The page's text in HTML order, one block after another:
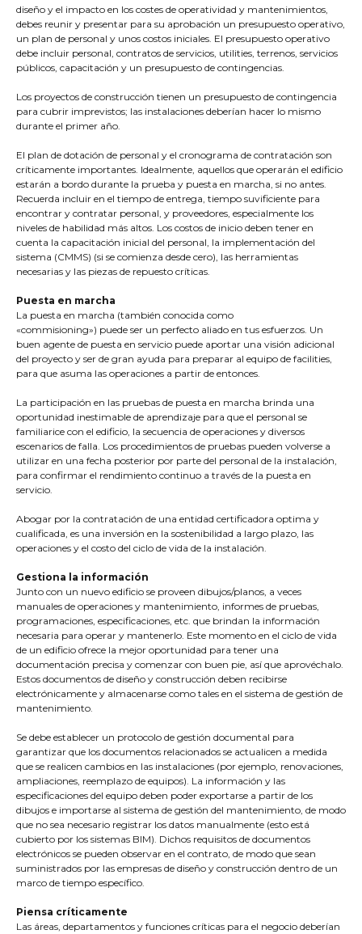
diseño y el impacto en los costes de operatividad y mantenimientos,
debes reunir y presentar para su aprobación un presupuesto operativo,
un plan de personal y unos costos iniciales. El presupuesto operativo
debe incluir personal, contratos de servicios, utilities, terrenos, servicios
públicos, capacitación y un presupuesto de contingencias.
Los proyectos de construcción tienen un presupuesto de contingencia
para cubrir imprevistos; las instalaciones deberían hacer lo mismo
durante el primer año.
El plan de dotación de personal y el cronograma de contratación son
críticamente importantes. Idealmente, aquellos que operarán el edificio
estarán a bordo durante la prueba y puesta en marcha, si no antes.
Recuerda incluir en el tiempo de entrega, tiempo suvificiente para
encontrar y contratar personal, y proveedores, especialmente los
niveles de habilidad más altos. Los costos de inicio deben tener en
cuenta la capacitación inicial del personal, la implementación del
sistema (CMMS) (si se comienza desde cero), las herramientas
necesarias y las piezas de repuesto críticas.
Puesta en marcha
La puesta en marcha (también conocida como
«commisioning») puede ser un perfecto aliado en tus esfuerzos. Un
buen agente de puesta en servicio puede aportar una visión adicional
del proyecto y ser de gran ayuda para preparar al equipo de facilities,
para que asuma las operaciones a partir de entonces.
La participación en las pruebas de puesta en marcha brinda una
oportunidad inestimable de aprendizaje para que el personal se
familiarice con el edificio, la secuencia de operaciones y diversos
escenarios de falla. Los procedimientos de pruebas pueden volverse a
utilizar en una fecha posterior por parte del personal de la instalación,
para confirmar el rendimiento continuo a través de la puesta en
servicio.
Abogar por la contratación de una entidad certificadora optima y
cualificada, es una inversión en la sostenibilidad a largo plazo, las
operaciones y el costo del ciclo de vida de la instalación.
Gestiona la información
Junto con un nuevo edificio se proveen dibujos/planos, a veces
manuales de operaciones y mantenimiento, informes de pruebas,
programaciones, especificaciones, etc. que brindan la información
necesaria para operar y mantenerlo. Este momento en el ciclo de vida
de un edificio ofrece la mejor oportunidad para tener una
documentación precisa y comenzar con buen pie, así que aprovéchalo.
Estos documentos de diseño y construcción deben recibirse
electrónicamente y almacenarse como tales en el sistema de gestión de
mantenimiento.
Se debe establecer un protocolo de gestión documental para
garantizar que los documentos relacionados se actualicen a medida
que se realicen cambios en las instalaciones (por ejemplo, renovaciones,
ampliaciones, reemplazo de equipos). La información y las
especificaciones del equipo deben poder exportarse a partir de los
dibujos e importarse al sistema de gestión del mantenimiento, de modo
que no sea necesario registrar los datos manualmente (esto está
cubierto por los sistemas BIM). Dichos requisitos de documentos
electrónicos se pueden observar en el contrato, de modo que sean
suministrados por las empresas de diseño y construcción dentro de un
marco de tiempo específico.
Piensa críticamente
Las áreas, departamentos y funciones críticas para el negocio deberían